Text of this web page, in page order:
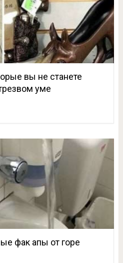
вы не станете
уме
фак апы от горе